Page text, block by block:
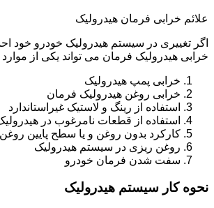
علائم خرابی فرمان هیدرولیک
اگر تغییری در سیستم هیدرولیک خودرو خود
خرابی هیدرولیک فرمان می تواند یکی از موارد
خرابی پمپ هیدرولیک
خرابی روغن هیدرولیک فرمان
استفاده از رینگ و لاستیک غیراستاندارد
استفاده از قطعات نامرغوب در
کارکرد بدون روغن و یا سطح پایین روغن
روغن ریزی در سیستم هیدرولیک
سفت شدن فرمان خودرو
نحوه کار سیستم هیدرولیک